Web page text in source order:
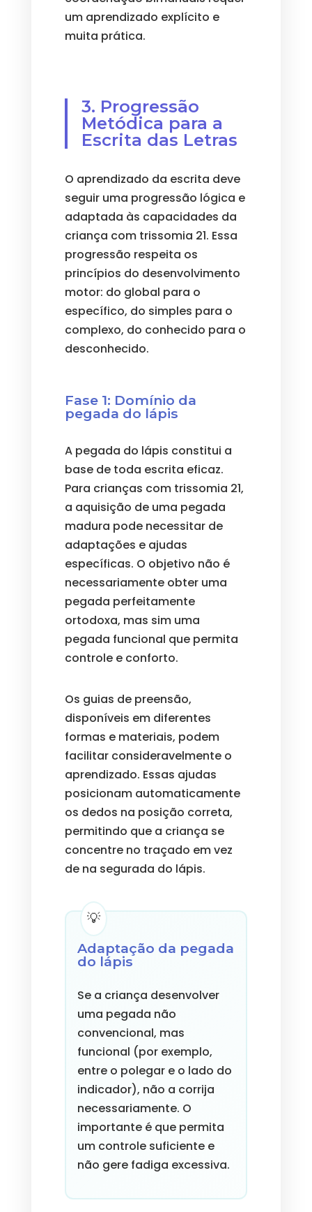
um aprendizado explícito e
muita prática.
3. Progressão
Metódica para a
Escrita das Letras
O aprendizado da escrita deve
seguir uma progressão lógica e
adaptada às capacidades da
criança com trissomia 21. Essa
progressão respeita os
princípios do desenvolvimento
motor: do global para o
específico, do simples para o
complexo, do conhecido para o
desconhecido.
Fase 1: Domínio da
pegada do lápis
A pegada do lápis constitui a
base de toda escrita eficaz.
Para crianças com trissomia 21,
a aquisição de uma pegada
madura pode necessitar de
adaptações e ajudas
específicas. O objetivo não é
necessariamente obter uma
pegada perfeitamente
ortodoxa, mas sim uma
pegada funcional que permita
controle e conforto.
Os guias de preensão,
disponíveis em diferentes
formas e materiais, podem
facilitar consideravelmente o
aprendizado. Essas ajudas
posicionam automaticamente
os dedos na posição correta,
permitindo que a criança se
concentre no traçado em vez
de na segurada do lápis.
Adaptação da pegada
do lápis
Se a criança desenvolver
uma pegada não
convencional, mas
funcional (por exemplo,
entre o polegar e o lado do
indicador), não a corrija
necessariamente. O
importante é que permita
um controle suficiente e
não gere fadiga excessiva.